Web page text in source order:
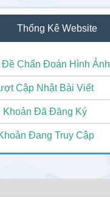
Thống Kê Website
Đề Chẩn Đoán Hình Ảnh
Cập Nhật Bài Viết
Khoản Đã Đăng Ký
Đang Truy Cập